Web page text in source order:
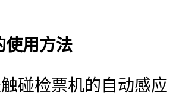
使用方法
碰检票机的自动感应